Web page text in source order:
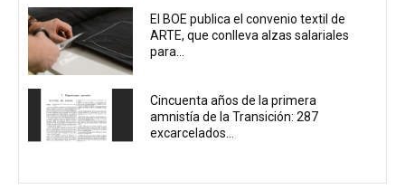
El BOE publica el convenio textil de
ARTE, que conlleva alzas salariales
para...
Cincuenta años de la primera
amnistía de la Transición: 287
excarcelados...